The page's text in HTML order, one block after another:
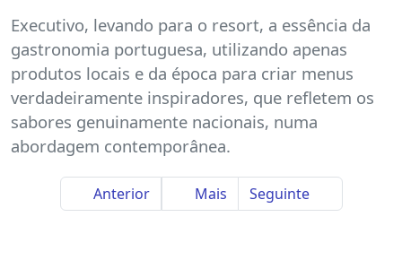
Executivo, levando para o resort, a essência da
gastronomia portuguesa, utilizando apenas
produtos locais e da época para criar menus
verdadeiramente inspiradores, que refletem os
sabores genuinamente nacionais, numa
abordagem contemporânea.
Anterior Mais Seguinte